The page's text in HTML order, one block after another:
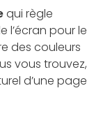
qui règle
pour le
des couleurs
vous trouvez,
d’une page